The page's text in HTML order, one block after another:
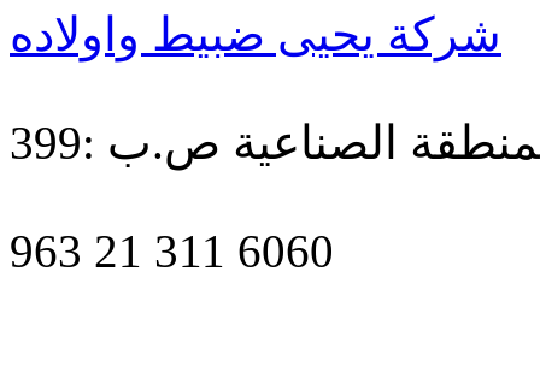
شركة يحيى ضبيط واولاده
الصناعية ص.ب :399
963 21 311 6060